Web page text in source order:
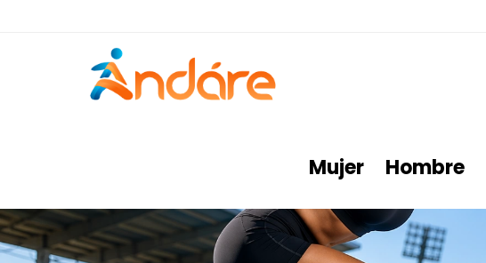
Mujer Hombre